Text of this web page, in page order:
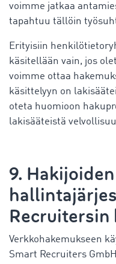
voimme jatkaa
tapahtuu tällöin
Erityisiin
käsitellään vain, jos
voimme ottaa
käsittelyyn on
oteta huomioon
lakisääteistä
9. Hakijoiden
Recruitersin
Verkkohakemukseen
Smart Recruiters